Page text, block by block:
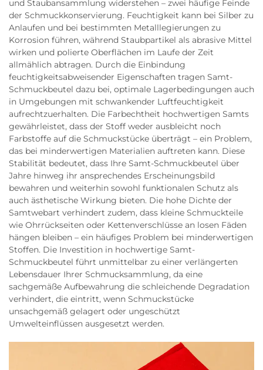
und Staubansammlung widerstehen – zwei häufige Feinde
der Schmuckkonservierung. Feuchtigkeit kann bei Silber zu
Anlaufen und bei bestimmten Metalllegierungen zu
Korrosion führen, während Staubpartikel als abrasive Mittel
wirken und polierte Oberflächen im Laufe der Zeit
allmählich abtragen. Durch die Einbindung
feuchtigkeitsabweisender Eigenschaften tragen Samt-
Schmuckbeutel dazu bei, optimale Lagerbedingungen auch
in Umgebungen mit schwankender Luftfeuchtigkeit
aufrechtzuerhalten. Die Farbechtheit hochwertigen Samts
gewährleistet, dass der Stoff weder ausbleicht noch
Farbstoffe auf die Schmuckstücke überträgt – ein Problem,
das bei minderwertigen Materialien auftreten kann. Diese
Stabilität bedeutet, dass Ihre Samt-Schmuckbeutel über
Jahre hinweg ihr ansprechendes Erscheinungsbild
bewahren und weiterhin sowohl funktionalen Schutz als
auch ästhetische Wirkung bieten. Die hohe Dichte der
Samtwebart verhindert zudem, dass kleine Schmuckteile
wie Ohrrückseiten oder Kettenverschlüsse an losen Fäden
hängen bleiben – ein häufiges Problem bei minderwertigen
Stoffen. Die Investition in hochwertige Samt-
Schmuckbeutel führt unmittelbar zu einer verlängerten
Lebensdauer Ihrer Schmucksammlung, da eine
sachgemäße Aufbewahrung die schleichende Degradation
verhindert, die eintritt, wenn Schmuckstücke
unsachgemäß gelagert oder ungeschützt
Umwelteinflüssen ausgesetzt werden.